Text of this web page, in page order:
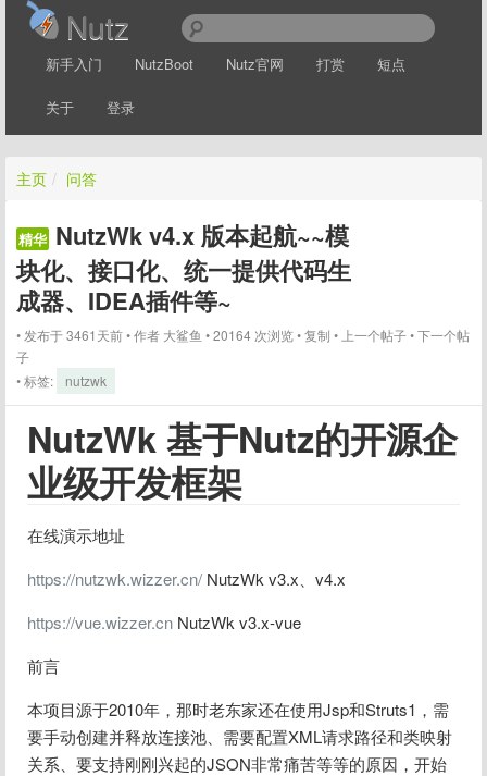
Nutz
新手入门 NutzBoot Nutz官网 打赏 短点
关于 登录
主页 / 问答
精华 NutzWk v4.x 版本起航~~模
块化、接口化、统一提供代码生
成器、IDEA插件等~
发布于 3461天前 作者 大鲨鱼 20164 次浏览 复制 上一个帖子 下一个帖
子
标签:
nutzwk
NutzWk 基于Nutz的开源企
业级开发框架
在线演示地址
https://nutzwk.wizzer.cn/ NutzWk v3.x、v4.x
https://vue.wizzer.cn NutzWk v3.x-vue
前言
本项目源于2010年，那时老东家还在使用Jsp和Struts1，需
要手动创建并释放连接池、需要配置XML请求路径和类映射
关系、要支持刚刚兴起的JSON非常痛苦等等的原因，开始